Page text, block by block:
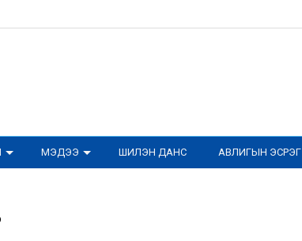
МЭДЭЭ ШИЛЭН ДАНС АВЛИГЫН ЭСРЭГ